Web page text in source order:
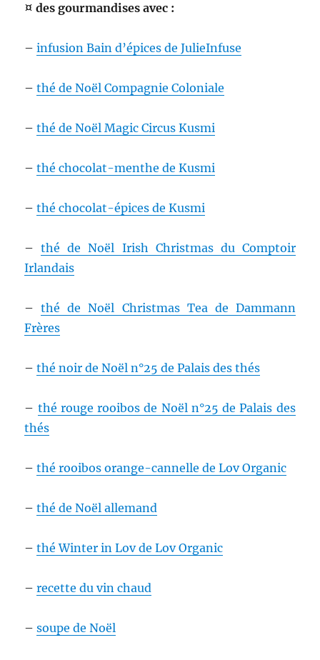
¤ des gourmandises avec :
–infusion Bain d’épices de JulieInfuse
–thé de Noël Compagnie Coloniale
–thé de Noël Magic Circus Kusmi
–thé chocolat-menthe de Kusmi
–thé chocolat-épices de Kusmi
–thé de Noël Irish Christmas du Comptoir
Irlandais
–thé de Noël Christmas Tea de Dammann
Frères
–thé noir de Noël n°25 de Palais des thés
– thé rouge rooibos de Noël n°25 de Palais des
thés
–thé rooibos orange-cannelle de Lov Organic
–thé de Noël allemand
–thé Winter in Lov de Lov Organic
–recette du vin chaud
–soupe de Noël